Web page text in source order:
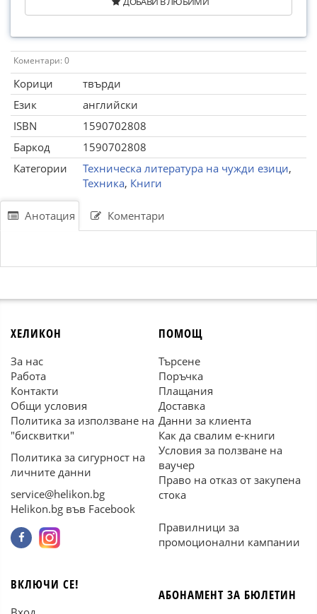
Коментари: 0
Корици
твърди
Език
английски
ISBN
1590702808
Баркод
1590702808
Категории
Техническа литература на чужди езици,
Техника, Книги
Анотация Коментари
ХЕЛИКОН
За нас
Работа
Контакти
Общи условия
Политика за използване на
"бисквитки"
Политика за сигурност на
личните данни
service@helikon.bg
Helikon.bg във Facebook
ПОМОЩ
Търсене
Поръчка
Плащания
Доставка
Данни за клиента
Как да свалим е-книги
Условия за ползване на
ваучер
Право на отказ от закупена
стока
Правилници за
промоционални кампании
ВКЛЮЧИ СЕ!
АБОНАМЕНТ ЗА БЮЛЕТИН